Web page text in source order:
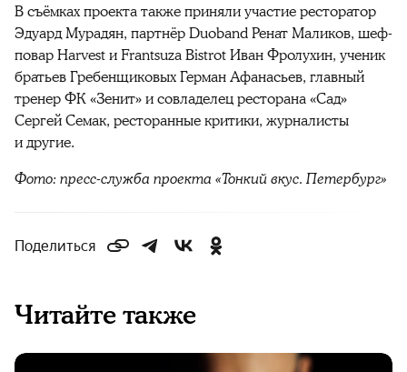
В съёмках проекта также приняли участие ресторатор
Эдуард Мурадян, партнёр Duoband Ренат Маликов, шеф-
повар Harvest и Frantsuza Bistrot Иван Фролухин, ученик
братьев Гребенщиковых Герман Афанасьев, главный
тренер ФК «Зенит» и совладелец ресторана «Сад»
Сергей Семак, ресторанные критики, журналисты
и другие.
Фото: пресс-служба проекта «Тонкий вкус. Петербург»
Поделиться
Читайте также